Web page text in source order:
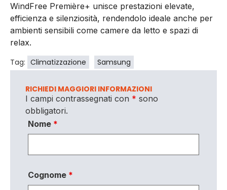
WindFree Première+ unisce prestazioni elevate,
efficienza e silenziosità, rendendolo ideale anche per
ambienti sensibili come camere da letto e spazi di
relax.
Tag: Climatizzazione Samsung
RICHIEDI MAGGIORI INFORMAZIONI
I campi contrassegnati con * sono
obbligatori.
Nome *
Cognome *